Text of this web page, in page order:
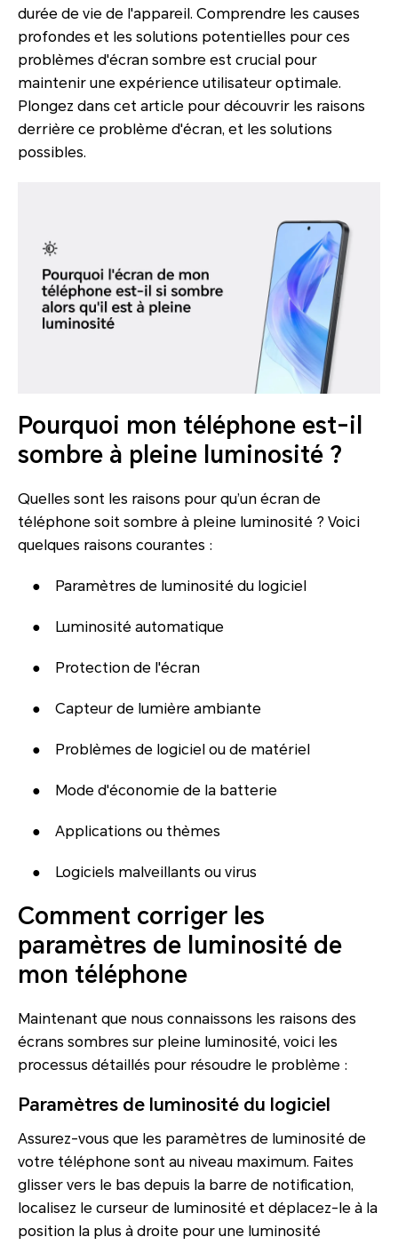
durée de vie de l'appareil. Comprendre les causes
profondes et les solutions potentielles pour ces
problèmes d'écran sombre est crucial pour
maintenir une expérience utilisateur optimale.
Plongez dans cet article pour découvrir les raisons
derrière ce problème d'écran, et les solutions
possibles.
Pourquoi mon téléphone est-il
sombre à pleine luminosité ?
Quelles sont les raisons pour qu’un écran de
téléphone soit sombre à pleine luminosité ? Voici
quelques raisons courantes :
● Paramètres de luminosité du logiciel
● Luminosité automatique
● Protection de l'écran
● Capteur de lumière ambiante
● Problèmes de logiciel ou de matériel
● Mode d'économie de la batterie
● Applications ou thèmes
● Logiciels malveillants ou virus
Comment corriger les
paramètres de luminosité de
mon téléphone
Maintenant que nous connaissons les raisons des
écrans sombres sur pleine luminosité, voici les
processus détaillés pour résoudre le problème :
Paramètres de luminosité du logiciel
Assurez-vous que les paramètres de luminosité de
votre téléphone sont au niveau maximum. Faites
glisser vers le bas depuis la barre de notification,
localisez le curseur de luminosité et déplacez-le à la
position la plus à droite pour une luminosité